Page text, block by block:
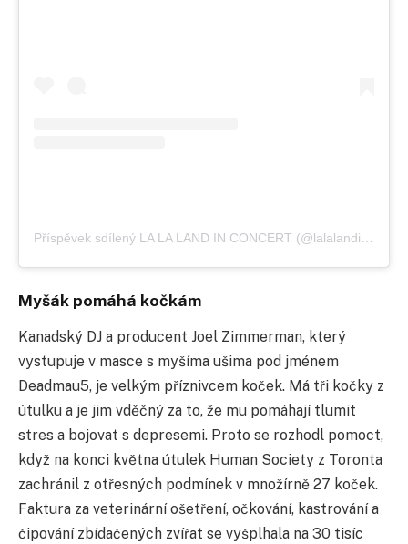
Myšák pomáhá kočkám
Kanadský DJ a producent Joel Zimmerman, který
vystupuje v masce s myšíma ušima pod jménem
Deadmau5, je velkým příznivcem koček. Má tři kočky z
útulku a je jim vděčný za to, že mu pomáhají tlumit
stres a bojovat s depresemi. Proto se rozhodl pomoct,
když na konci května útulek Human Society z Toronta
zachránil z otřesných podmínek v množírně 27 koček.
Faktura za veterinární ošetření, očkování, kastrování a
čipování zbídačených zvířat se vyšplhala na 30 tisíc